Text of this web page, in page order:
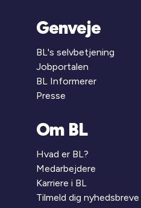
Genveje
BL's selvbetjening
Jobportalen
BL Informerer
Presse
Om BL
Hvad er BL?
Medarbejdere
Karriere i BL
Tilmeld dig nyhedsbreve